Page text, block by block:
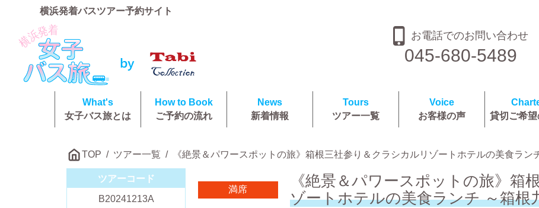
横浜発着バスツアー予約サイト
お電話でのお問い合わせ
045-680-5489
What's
女子バス旅とは
How to Book
ご予約の流れ
News
新着情報
Tours
ツアー一覧
Voice
お客様の声
貸切ご希
TOP ツアー一覧 《絶景＆パワースポットの旅》箱根三社参り＆クラシカルリゾートホテルの美食ラ
ツアーコード
B20241213A
満席
《絶景＆パワースポットの旅》箱
ゾートホテルの美食ランチ ～箱